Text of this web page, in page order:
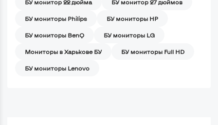
БУ монитор 22 дюйма БУ монитор 27 дюймов
БУ мониторы Philips БУ мониторы HP
БУ мониторы BenQ БУ мониторы LG
Мониторы в Харькове БУ БУ мониторы Full HD
БУ мониторы Lenovo